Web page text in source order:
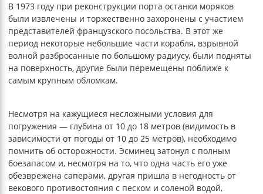
В 1973 году при реконструкции порта останки моряков
были извлечены и торжественно захоронены с участием
представителей французского посольства. В этот же
период некоторые небольшие части корабля, взрывной
волной разбросанные по большому радиусу, были подняты
на поверхность, другие были перемещены поближе к
самым крупным обломкам.
Несмотря на кажущиеся несложными условия для
погружения — глубина от 10 до 18 метров (видимость в
зависимости от погоды от 10 до 25 метров), необходимо
помнить об осторожности. Эсминец затонул с полным
боезапасом и, несмотря на то, что одна часть его уже
обезврежена саперами, другая пришла в негодность от
векового противостояния с песком и соленой водой,